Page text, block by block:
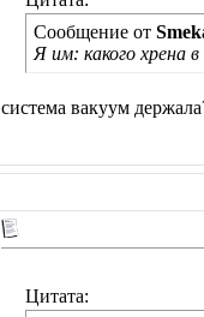
Сообщение от
Я им: какого хрена
система вакуум
Цитата: